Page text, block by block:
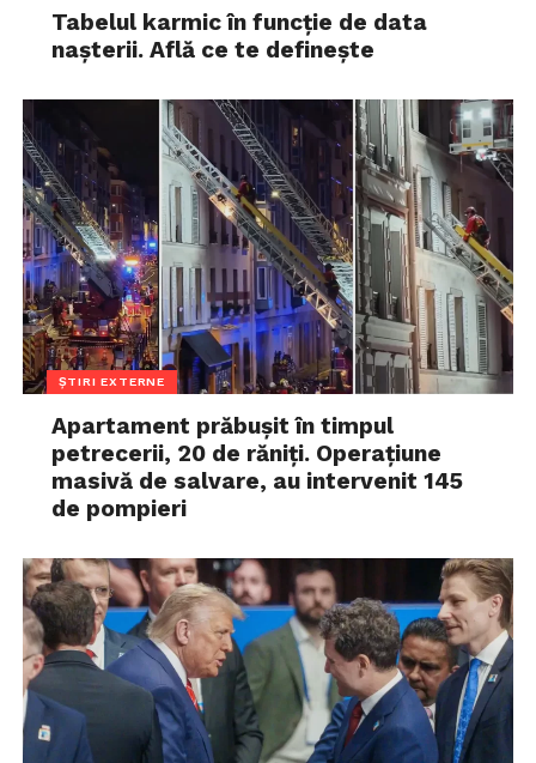
Tabelul karmic în funcție de data
nașterii. Află ce te definește
ȘTIRI EXTERNE
Apartament prăbușit în timpul
petrecerii, 20 de răniți. Operațiune
masivă de salvare, au intervenit 145
de pompieri